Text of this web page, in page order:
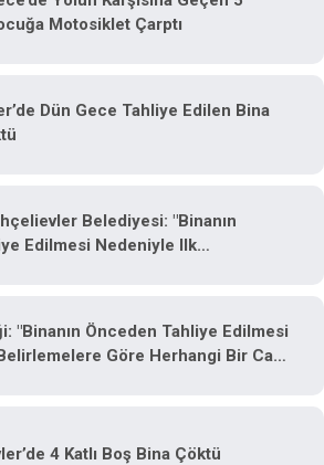
Motosiklet Çarptı
Dün Gece Tahliye Edilen Bina
Belediyesi: "Binanın
Edilmesi Nedeniyle Ilk
"Binanın Önceden Tahliye Edilmesi
Göre Herhangi Bir Can
4 Katlı Boş Bina Çöktü